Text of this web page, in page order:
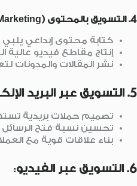
4. التسويق بالمحتوى (Content Marketing)
كتابة محتوى إبداعي يلبي
إنتاج مقاطع فيديو عالية
نشر المقالات والمدونات
5. التسويق عبر البريد الإلكتروني
تصميم حملات بريدية
تحسين نسبة فتح الرسائل
بناء علاقات قوية مع
6. التسويق عبر الفيديو :